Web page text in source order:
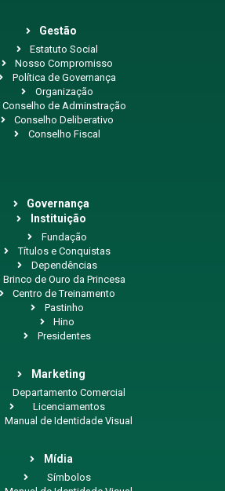
Gestão
Estatuto Social
Nosso Compromisso
Política de Governança
Organização
Conselho de Adminstração
Conselho Deliberativo
Conselho Fiscal
Governança
Instituição
Fundação
Títulos e Conquistas
Dependências
Brinco de Ouro da Princesa
Centro de Treinamento
Pastinho
Hino
Presidentes
Marketing
Departamento Comercial
Licenciamentos
Manual de Identidade Visual
Mídia
Símbolos